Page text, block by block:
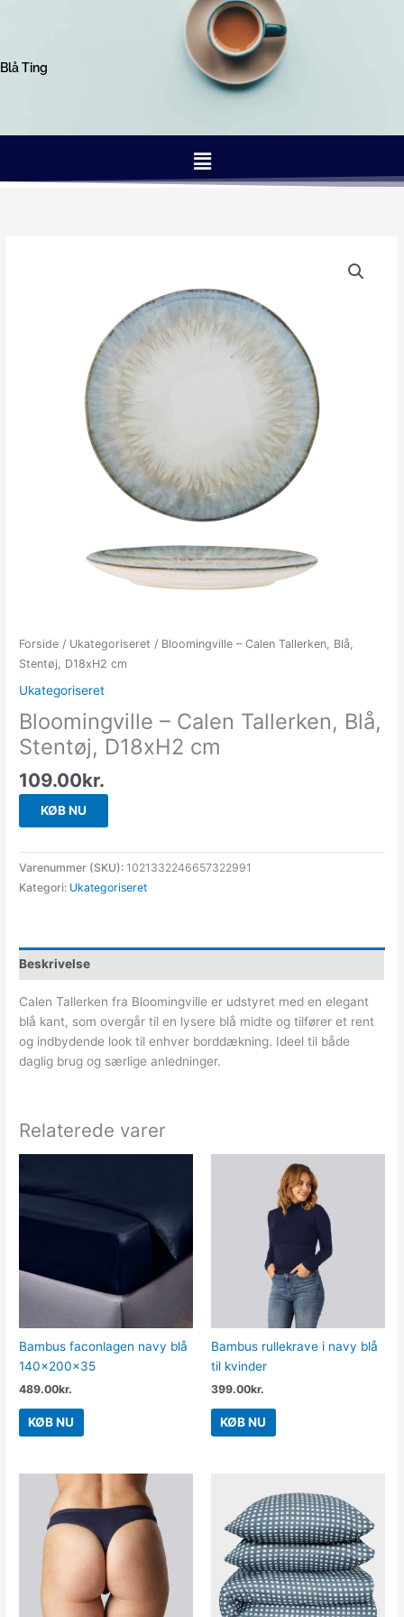
Blå Ting
Menu
Forside / Ukategoriseret / Bloomingville – Calen Tallerken, Blå,
Stentøj, D18xH2 cm
Ukategoriseret
Bloomingville – Calen Tallerken, Blå,
Stentøj, D18xH2 cm
109.00kr.
KØB NU
Varenummer (SKU): 1021332246657322991
Kategori: Ukategoriseret
Beskrivelse
Calen Tallerken fra Bloomingville er udstyret med en elegant
blå kant, som overgår til en lysere blå midte og tilfører et rent
og indbydende look til enhver borddækning. Ideel til både
daglig brug og særlige anledninger.
Relaterede varer
Bambus faconlagen navy blå
140x200x35
489.00kr.
KØB NU
Bambus rullekrave i navy blå
til kvinder
399.00kr.
KØB NU